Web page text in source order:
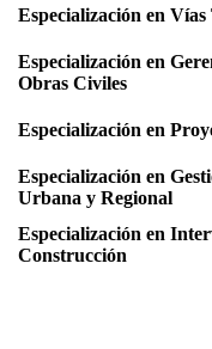
Especialización en Vías
Especialización en
Obras Civiles
Especialización en
Especialización en
Urbana y Regional
Especialización en
Construcción